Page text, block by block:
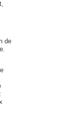
de